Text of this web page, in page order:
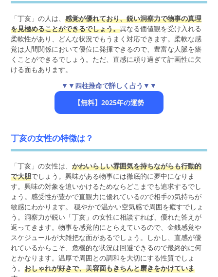
「丁亥」の人は、感覚が優れており、鋭い洞察力で物事の真理
を見極めることができるでしょう。異なる価値観を受け入れる
柔軟性があり、どんな状況でもうまく対応できます。柔軟な感
覚は人間関係において優位に発揮できるので、豊富な人脈を築
くことができるでしょう。ただ、直感に頼り過ぎて計画性に欠
ける面もあります。
▼▼四柱推命で詳しく占う▼▼
【無料】2025年の運勢
丁亥の女性の特徴は？
「丁亥」の女性は、かわいらしい雰囲気を持ちながらも行動的
で大胆でしょう。興味がある物事には徹底的に夢中になりま
す。興味の対象を追いかけるためならどこまでも追求するでし
ょう。感受性が豊かで直観力に優れているので相手の気持ちが
敏感にわかります。 穏やかで温かい空気感で周囲を癒すでしょ
う。洞察力が鋭い「丁亥」の女性に相談すれば、優れた答えが
返ってきます。物事を感覚的にとらえているので、金銭感覚や
スケジュールが大雑把な面があるでしょう。しかし、直感が優
れているからこそ、危機的な状況は回避できるので最終的に何
とかなります。温厚で周囲との調和を大切にする性質でしょ
う。おしゃれが好きで、美容面もきちんと磨きをかけていま